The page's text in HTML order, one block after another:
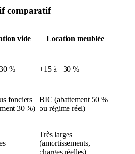
comparatif
vide Location meublée
% +15 à +30 %
fonciers
30 %)
BIC (abattement 50 %
ou régime réel)
Très larges
(amortissements,
charges réelles)